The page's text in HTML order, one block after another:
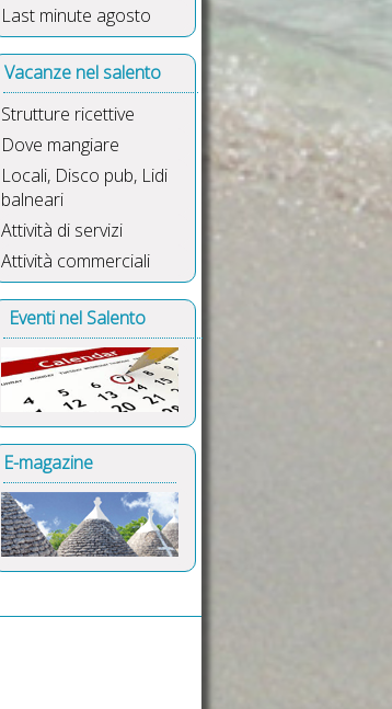
Last minute agosto
Vacanze nel salento
Strutture ricettive
Dove mangiare
Locali, Disco pub, Lidi
balneari
Attività di servizi
Attività commerciali
Eventi nel Salento
E-magazine